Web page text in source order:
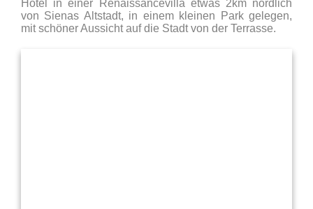
Hotel in einer Renaissancevilla etwas 2km nördlich
von Sienas Altstadt, in einem kleinen Park gelegen,
mit schöner Aussicht auf die Stadt von der Terrasse.